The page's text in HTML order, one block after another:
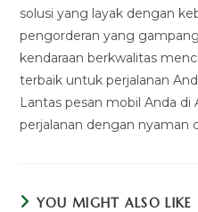
solusi yang layak dengan
pengorderan yang
kendaraan berkwalitas
terbaik untuk perjalanan
Lantas pesan mobil Anda
perjalanan dengan nyaman
YOU MIGHT ALSO LIKE